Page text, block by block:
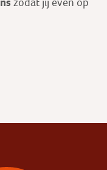
zodat jij even op